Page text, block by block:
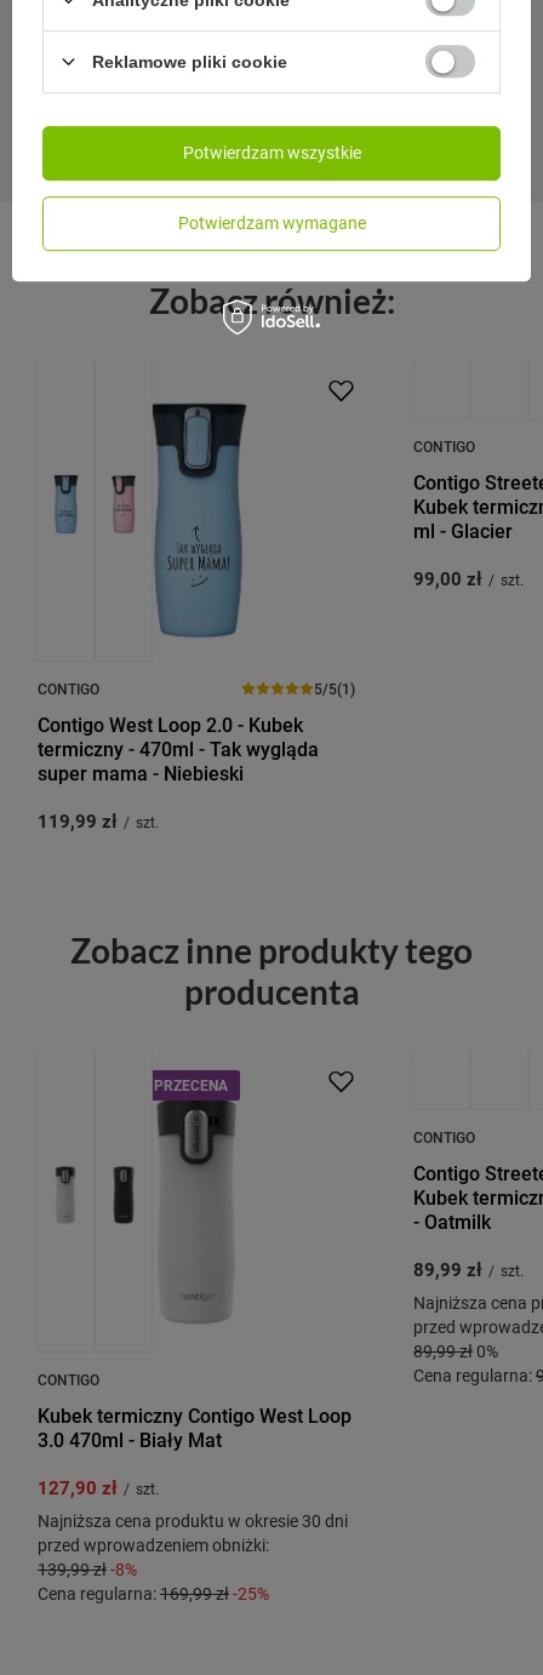
24 miesiące gwarancji
Gwarancja 24 miesiące od dnia zakupu. Wymagany dowód
zakupu do reklamacji.
Zobacz również:
CONTIGO 5/5(1)
Contigo West Loop 2.0 - Kubek
termiczny - 470ml - Tak wygląda
super mama - Niebieski
119,99 zł / szt.
CONTIGO
Contigo
Kubek
ml - Glacier
99,00 zł / szt.
Zobacz inne produkty tego
producenta
PRZECENA
CONTIGO
Kubek termiczny Contigo West Loop
3.0 470ml - Biały Mat
127,90 zł / szt.
Najniższa cena produktu w okresie 30 dni
przed wprowadzeniem obniżki:
139,99 zł-8%
Cena regularna:169,99 zł-25%
CONTIGO
Contigo
Kubek
- Oatmilk
89,99 zł / szt.
Najniższa cena
przed
89,99 zł 0%
Cena regularna:
Reklamowe pliki cookie
Potwierdzam wymagane
Potwierdzam wszystkie